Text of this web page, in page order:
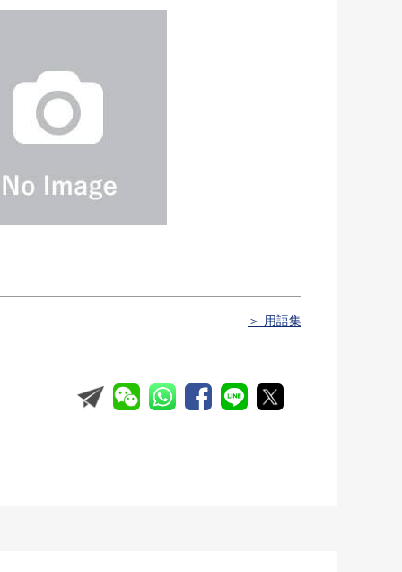
＞ 用語集